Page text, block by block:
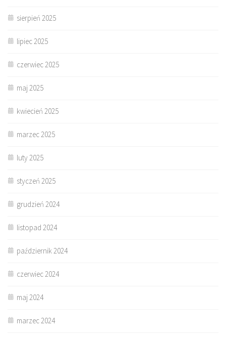
sierpień 2025
lipiec 2025
czerwiec 2025
maj 2025
kwiecień 2025
marzec 2025
luty 2025
styczeń 2025
grudzień 2024
listopad 2024
październik 2024
czerwiec 2024
maj 2024
marzec 2024